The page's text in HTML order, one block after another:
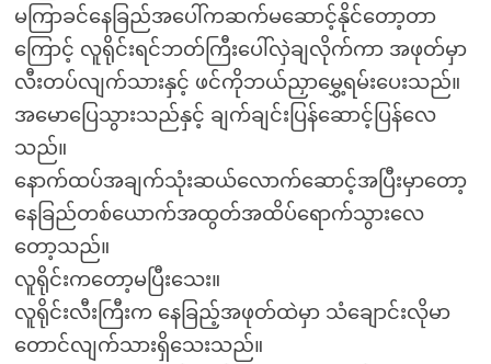
မကြာခင်နေခြည်အပေါ်ကဆက်မဆောင့်နိုင်တော့တာ
ကြောင့် လူရိုင်းရင်ဘတ်ကြီးပေါ်လှဲချလိုက်ကာ အဖုတ်မှာ
လီးတပ်လျက်သားနှင့် ဖင်ကိုဘယ်ညှာမွှေ့ရမ်းပေးသည်။
အမောပြေသွားသည်နှင့် ချက်ချင်းပြန်ဆောင့်ပြန်လေ
သည်။
နောက်ထပ်အချက်သုံးဆယ်လောက်ဆောင့်အပြီးမှာတော့
နေခြည်တစ်ယောက်အထွတ်အထိပ်ရောက်သွားလေ
တော့သည်။
လူရိုင်းကတော့မပြီးသေး။
လူရိုင်းလီးကြီးက နေခြည့်အဖုတ်ထဲမှာ သံချောင်းလိုမာ
တောင်လျက်သားရှိသေးသည်။